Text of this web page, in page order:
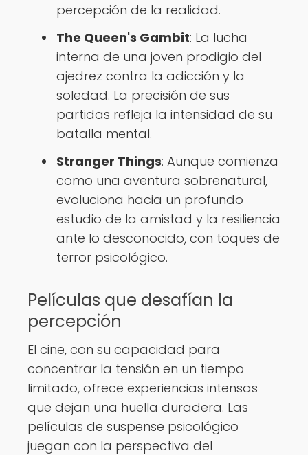
percepción de la realidad.
The Queen's Gambit: La lucha
interna de una joven prodigio del
ajedrez contra la adicción y la
soledad. La precisión de sus
partidas refleja la intensidad de su
batalla mental.
Stranger Things: Aunque comienza
como una aventura sobrenatural,
evoluciona hacia un profundo
estudio de la amistad y la resiliencia
ante lo desconocido, con toques de
terror psicológico.
Películas que desafían la
percepción
El cine, con su capacidad para
concentrar la tensión en un tiempo
limitado, ofrece experiencias intensas
que dejan una huella duradera. Las
películas de suspense psicológico
juegan con la perspectiva del